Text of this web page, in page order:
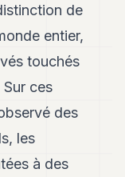
de
entier,
touchés
ces
des
les
à des